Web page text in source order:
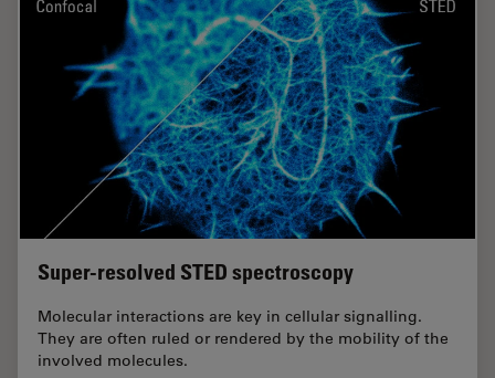
Super-resolved STED spectroscopy
Molecular interactions are key in cellular signalling.
They are often ruled or rendered by the mobility of the
involved molecules.